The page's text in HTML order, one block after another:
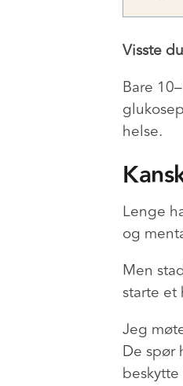
Visste
Bare
helse.
Lenge
og
Men
starte
Jeg
De spør